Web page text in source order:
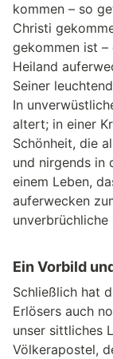
kommen – so
Christi
gekommen ist
Heiland
Seiner
In
altert; in einer
Schönheit, die
und nirgends in
einem Leben,
auferwecken
unverbrüchliche
Ein Vorbild
Schließlich hat
Erlösers auch
unser sittliches
Völkerapostel,